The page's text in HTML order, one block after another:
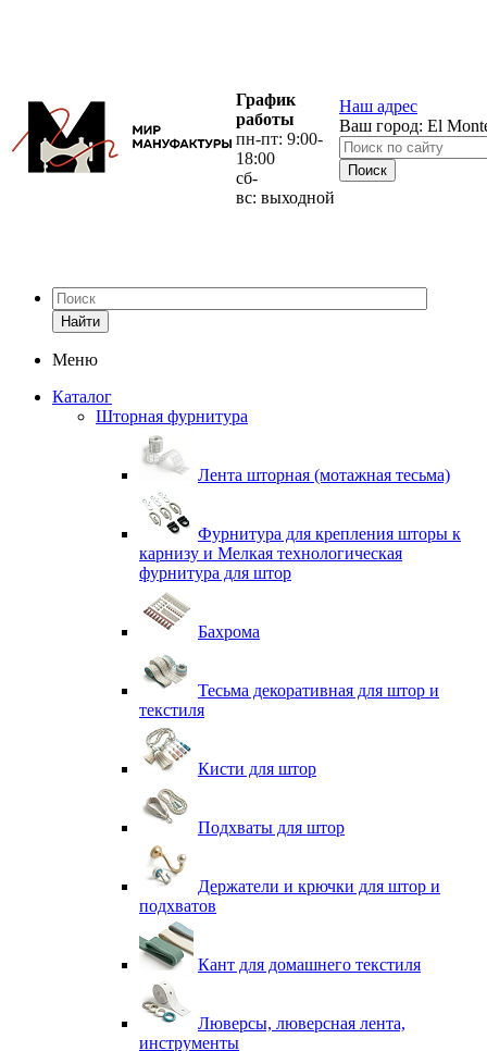
График
работы
пн-пт: 9:00-
18:00
сб-
вс: выходной
Наш адрес
Ваш город: El
Найти
Меню
Каталог
Шторная фурнитура
Лента шторная (мотажная тесьма)
Фурнитура для крепления шторы к
карнизу и Мелкая технологическая
фурнитура для штор
Бахрома
Тесьма декоративная для штор и
текстиля
Кисти для штор
Подхваты для штор
Держатели и крючки для штор и
подхватов
Кант для домашнего текстиля
Люверсы, люверсная лента,
инструменты